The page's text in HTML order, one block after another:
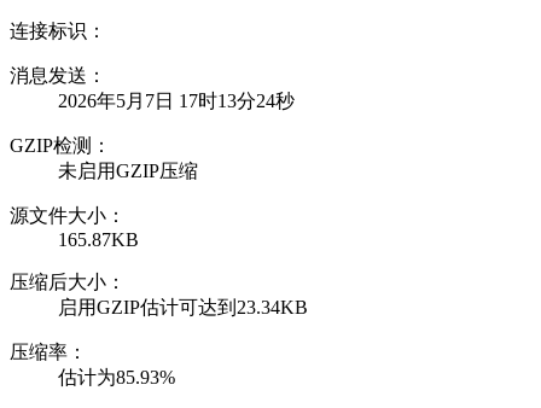
连接标识：
消息发送：
2026年5月7日 17时13分24秒
GZIP检测：
未启用GZIP压缩
源文件大小：
165.87KB
压缩后大小：
启用GZIP估计可达到23.34KB
压缩率：
估计为85.93%